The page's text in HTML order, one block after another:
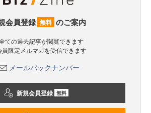
会員登録 無料 のご案内
ての過去記事が閲覧できます
員限定メルマガを受信できます
メールバックナンバー
新規会員登録 無料